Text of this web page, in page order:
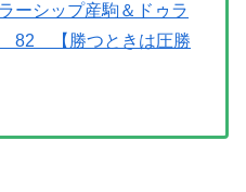
ーシップ産駒＆ドゥラ
82 【勝つときは圧勝